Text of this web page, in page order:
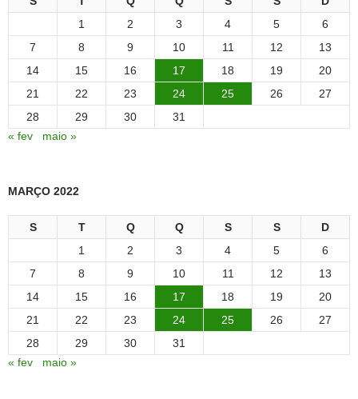
1
2 3 4 5
6
7
8 9 10 11 12
13
14
15 16 17 18 19
20
21
22 23 24 25 26
27
28
29 30
31
« fev
maio »
MARÇO 2022
S T Q Q S S
D
1
2 3 4 5
6
7
8 9 10 11 12
13
14
15 16 17 18 19
20
21
22 23 24 25 26
27
28
29 30
31
« fev
maio »